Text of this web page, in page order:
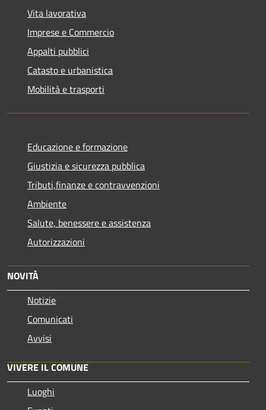
Vita lavorativa
Imprese e Commercio
Appalti pubblici
Catasto e urbanistica
Mobilità e trasporti
Educazione e formazione
Giustizia e sicurezza pubblica
Tributi,finanze e contravvenzioni
Ambiente
Salute, benessere e assistenza
Autorizzazioni
NOVITÀ
Notizie
Comunicati
Avvisi
VIVERE IL COMUNE
Luoghi